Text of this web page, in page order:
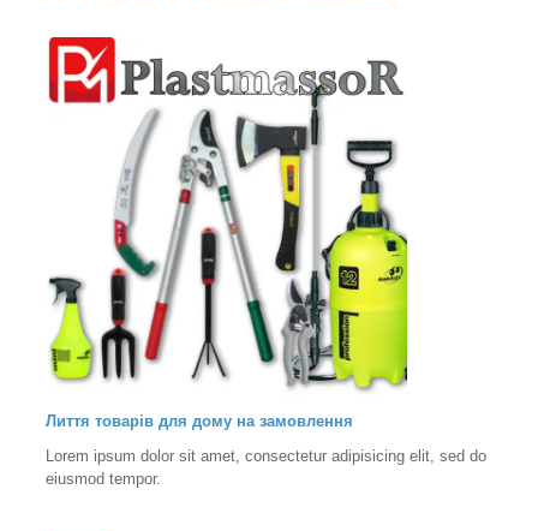
Лиття товарів для дому на замовлення
Lorem ipsum dolor sit amet, consectetur adipisicing elit, sed do
eiusmod tempor.